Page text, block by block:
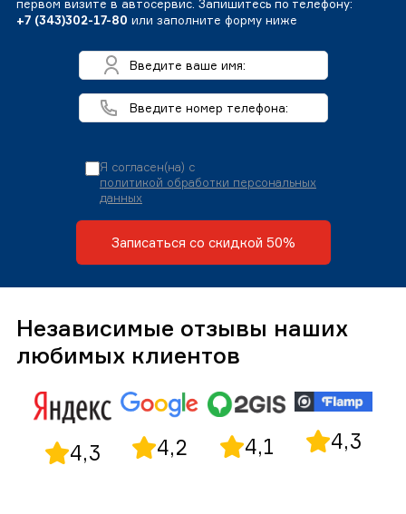
первом визите в автосервис. Запишитесь по телефону:
+7 (343)302-17-80 или заполните форму ниже
Я согласен(на) с
политикой обработки персональных
данных
Записаться со скидкой 50%
Независимые отзывы наших
любимых клиентов
4,3 4,2 4,1 4,3